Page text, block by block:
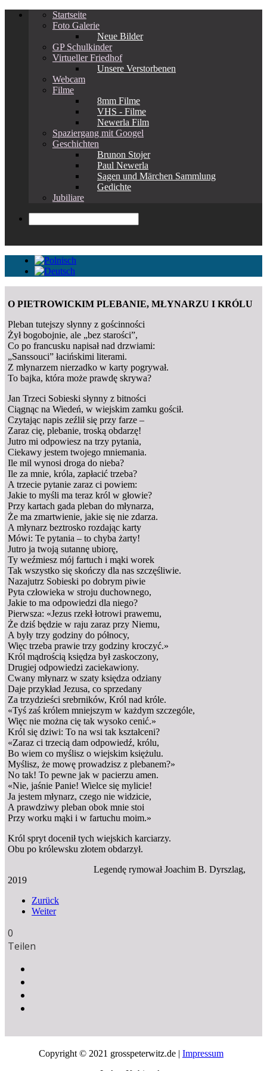
Startseite
Foto Galerie
Neue Bilder
GP Schulkinder
Virtueller Friedhof
Unsere Verstorbenen
Webcam
Filme
8mm Filme
VHS - Filme
Newerla Film
Spaziergang mit Googel
Geschichten
Brunon Stojer
Paul Newerla
Sagen und Märchen Sammlung
Gedichte
Jubiliare
O PIETROWICKIM PLEBANIE, MŁYNARZU I KRÓLU
Pleban tutejszy słynny z gościnności
Żył bogobojnie, ale „bez starości”,
Co po francusku napisał nad drzwiami:
„Sanssouci” łacińskimi literami.
Z młynarzem nierzadko w karty pogrywał.
To bajka, która może prawdę skrywa?
Jan Trzeci Sobieski słynny z bitności
Ciągnąc na Wiedeń, w wiejskim zamku gościł.
Czytając napis zeźlił się przy farze –
Zaraz cię, plebanie, troską obdarzę!
Jutro mi odpowiesz na trzy pytania,
Ciekawy jestem twojego mniemania.
Ile mil wynosi droga do nieba?
Ile za mnie, króla, zapłacić trzeba?
A trzecie pytanie zaraz ci powiem:
Jakie to myśli ma teraz król w głowie?
Przy kartach gada pleban do młynarza,
Że ma zmartwienie, jakie się nie zdarza.
A młynarz beztrosko rozdając karty
Mówi: Te pytania – to chyba żarty!
Jutro ja twoją sutannę ubiorę,
Ty weźmiesz mój fartuch i mąki worek
Tak wszystko się skończy dla nas szczęśliwie.
Nazajutrz Sobieski po dobrym piwie
Pyta człowieka w stroju duchownego,
Jakie to ma odpowiedzi dla niego?
Pierwsza: «Jezus rzekł łotrowi prawemu,
Że dziś będzie w raju zaraz przy Niemu,
A były trzy godziny do północy,
Więc trzeba prawie trzy godziny kroczyć.»
Król mądrością księdza był zaskoczony,
Drugiej odpowiedzi zaciekawiony.
Cwany młynarz w szaty księdza odziany
Daje przykład Jezusa, co sprzedany
Za trzydzieści srebrników, Król nad króle.
«Tyś zaś królem mniejszym w każdym szczególe,
Więc nie można cię tak wysoko cenić.»
Król się dziwi: To na wsi tak kształceni?
«Zaraz ci trzecią dam odpowiedź, królu,
Bo wiem co myślisz o wiejskim księżulu.
Myślisz, że mowę prowadzisz z plebanem?»
No tak! To pewne jak w pacierzu amen.
«Nie, jaśnie Panie! Wielce się mylicie!
Ja jestem młynarz, czego nie widzicie,
A prawdziwy pleban obok mnie stoi
Przy worku mąki i w fartuchu moim.»
Król spryt docenił tych wiejskich karciarzy.
Obu po królewsku złotem obdarzył.
Legendę rymował Joachim B. Dyrszlag,
2019
Zurück
Weiter
0
Teilen
Copyright © 2021 grosspeterwitz.de | Impressum